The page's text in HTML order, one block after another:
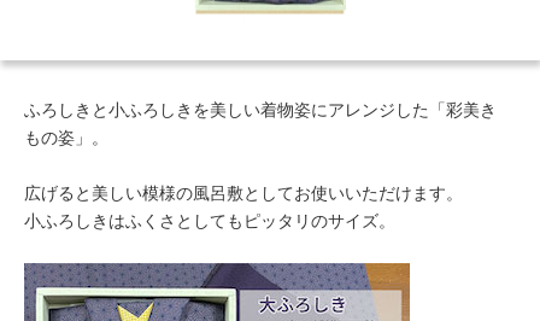
ふろしきと小ふろしきを美しい着物姿にアレンジした「彩美き
もの姿」。
広げると美しい模様の風呂敷としてお使いいただけます。
小ふろしきはふくさとしてもピッタリのサイズ。